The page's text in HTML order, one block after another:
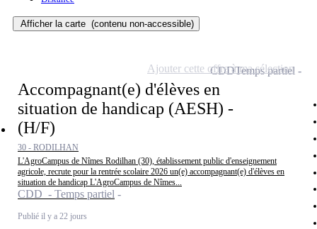
Afficher la carte (contenu non-accessible)
Accompagnant(e) d'élèves en
situation de handicap (AESH) -
(H/F)
30 - RODILHAN
L'AgroCampus de Nîmes Rodilhan (30), établissement public d'enseignement
agricole, recrute pour la rentrée scolaire 2026 un(e) accompagnant(e) d'élèves en
situation de handicap L'AgroCampus de Nîmes...
CDD - Temps partiel
Publié il y a 22 jours
CDDTemps partiel
Ajouter cette offre à ma sélection